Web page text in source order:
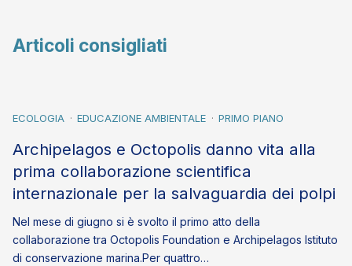
Articoli consigliati
ECOLOGIA EDUCAZIONE AMBIENTALE PRIMO PIANO
Archipelagos e Octopolis danno vita alla
prima collaborazione scientifica
internazionale per la salvaguardia dei polpi
Nel mese di giugno si è svolto il primo atto della
collaborazione tra Octopolis Foundation e Archipelagos Istituto
di conservazione marina.Per quattro…